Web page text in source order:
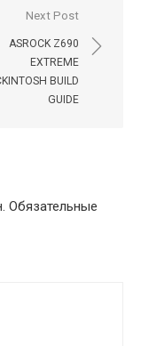
Next Post
ASROCK Z690
EXTREME
BUILD
GUIDE
Обязательные